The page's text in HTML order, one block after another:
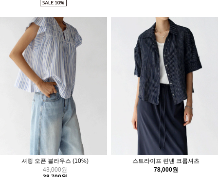
셔링 오픈 블라우스 (10%)
43,000원
스트라이프 린넨 크롭셔츠
78,000원